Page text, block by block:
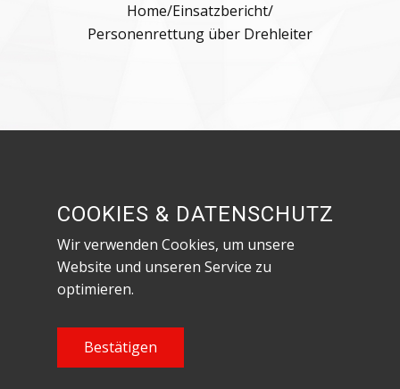
Home/Einsatzbericht/
Personenrettung über Drehleiter
der Pegnitz, 2023
Datenschutzerklärung & Impressum
COOKIES & DATENSCHUTZ
Wir verwenden Cookies, um unsere
Website und unseren Service zu
optimieren.
Bestätigen